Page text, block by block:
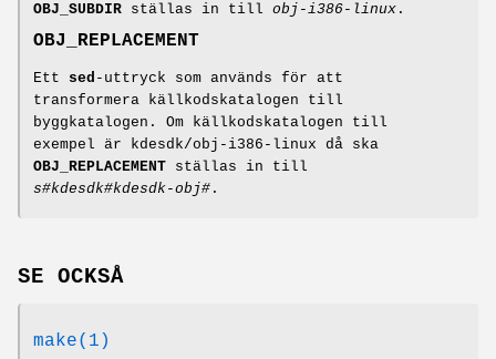
OBJ_SUBDIR ställas in till obj-i386-linux .
OBJ_REPLACEMENT
Ett sed -uttryck som används för att
transformera källkodskatalogen till
byggkatalogen. Om källkodskatalogen till
exempel är kdesdk/obj-i386-linux då ska
OBJ_REPLACEMENT ställas in till
s#kdesdk#kdesdk-obj# .
SE OCKSÅ
make(1)